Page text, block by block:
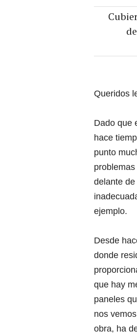
Queridos
Dado que
hace
punto
delante
ejemplo.
Desde
donde
que hay
paneles
nos
obra, ha